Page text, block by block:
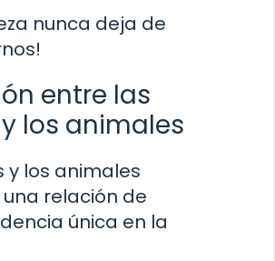
nunca deja de
entre las
los animales
y los animales
relación de
única en la